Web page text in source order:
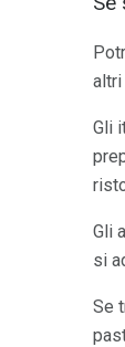
Gli
Gli
si
Se